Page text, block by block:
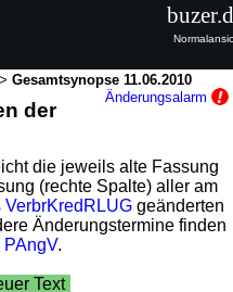
>Gesamtsynopse 11.06.2010
Änderungsalarm
der
die jeweils alte Fassung
(rechte Spalte) aller am
VerbrKredRLUG geänderten
Änderungstermine finden
PAngV.
Text